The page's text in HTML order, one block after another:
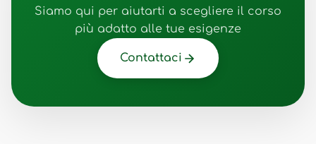
Siamo qui per aiutarti a scegliere il corso
più adatto alle tue esigenze
Contattaci